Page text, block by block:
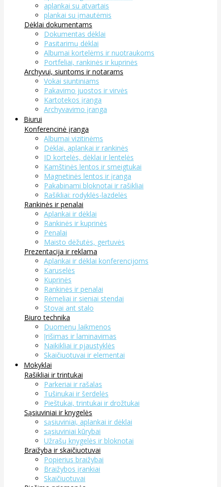
aplankai su atvartais
plankai su įmautėmis
Dėklai dokumentams
Dokumentas dėklai
Pasitarimų dėklai
Albumai kortelėms ir nuotraukoms
Portfeliai, rankinės ir kuprinės
Archyvui, siuntoms ir notarams
Vokai siuntiniams
Pakavimo juostos ir virvės
Kartotekos įranga
Archyvavimo įranga
Biurui
Konferencinė įranga
Albumai vizitinėms
Dėklai, aplankai ir rankinės
ID kortelės, dėklai ir lentelės
Kamštinės lentos ir smeigtukai
Magnetinės lentos ir įranga
Pakabinami bloknotai ir rašikliai
Rašikliai: rodyklės-lazdelės
Rankinės ir penalai
Aplankai ir dėklai
Rankinės ir kuprinės
Penalai
Maisto dėžutės, gertuvės
Prezentacija ir reklama
Aplankai ir dėklai konferencijoms
Karuselės
Kuprinės
Rankinės ir penalai
Rėmeliai ir sieniai stendai
Stovai ant stalo
Biuro technika
Duomenų laikmenos
Įrišimas ir laminavimas
Naikikliai ir pjaustyklės
Skaičiuotuvai ir elementai
Mokyklai
Rašikliai ir trintukai
Parkeriai ir rašalas
Tušinukai ir šerdelės
Pieštukai, trintukai ir drožtukai
Sąsiuviniai ir knygelės
sąsiuviniai, aplankai ir dėklai
sąsiuviniai kūrybai
Užrašų knygelės ir bloknotai
Braižyba ir skaičiuotuvai
Popierius braižybai
Braižybos įrankiai
Skaičiuotuvai